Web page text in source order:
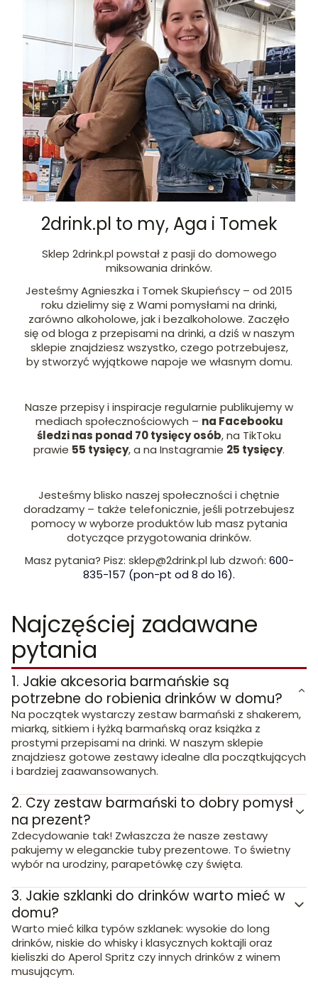
2drink.pl to my, Aga i Tomek
Sklep 2drink.pl powstał z pasji do domowego
miksowania drinków.
Jesteśmy Agnieszka i Tomek Skupieńscy – od 2015
roku dzielimy się z Wami pomysłami na drinki,
zarówno alkoholowe, jak i bezalkoholowe. Zaczęło
się od bloga z przepisami na drinki, a dziś w naszym
sklepie znajdziesz wszystko, czego potrzebujesz,
by stworzyć wyjątkowe napoje we własnym domu.
Nasze przepisy i inspiracje regularnie publikujemy w
mediach społecznościowych – na Facebooku
śledzi nas ponad 70 tysięcy osób, na TikToku
prawie 55 tysięcy, a na Instagramie 25 tysięcy.
Jesteśmy blisko naszej społeczności i chętnie
doradzamy – także telefonicznie, jeśli potrzebujesz
pomocy w wyborze produktów lub masz pytania
dotyczące przygotowania drinków.
Masz pytania? Pisz: sklep@2drink.pl lub dzwoń: 600-
835-157 (pon-pt od 8 do 16).
Najczęściej zadawane
pytania
1. Jakie akcesoria barmańskie są
potrzebne do robienia drinków w domu?
Na początek wystarczy zestaw barmański z shakerem,
miarką, sitkiem i łyżką barmańską oraz książka z
prostymi przepisami na drinki. W naszym sklepie
znajdziesz gotowe zestawy idealne dla początkujących
i bardziej zaawansowanych.
2. Czy zestaw barmański to dobry pomysł
na prezent?
Zdecydowanie tak! Zwłaszcza że nasze zestawy
pakujemy w eleganckie tuby prezentowe. To świetny
wybór na urodziny, parapetówkę czy święta.
3. Jakie szklanki do drinków warto mieć w
domu?
Warto mieć kilka typów szklanek: wysokie do long
drinków, niskie do whisky i klasycznych koktajli oraz
kieliszki do Aperol Spritz czy innych drinków z winem
musującym.